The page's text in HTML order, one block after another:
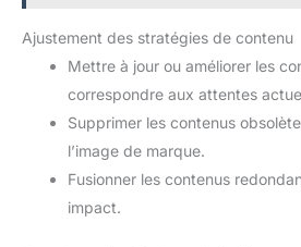
Ajustement des stratégies de contenu
Mettre à jour ou améliorer les
correspondre aux attentes
Supprimer les contenus
l’image de marque.
Fusionner les contenus
impact.